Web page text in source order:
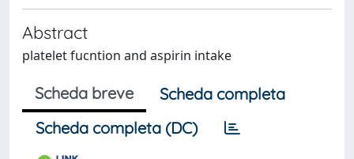
Abstract
platelet fucntion and aspirin intake
Scheda breve
Scheda completa
Scheda completa (DC)